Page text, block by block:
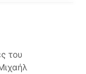
του